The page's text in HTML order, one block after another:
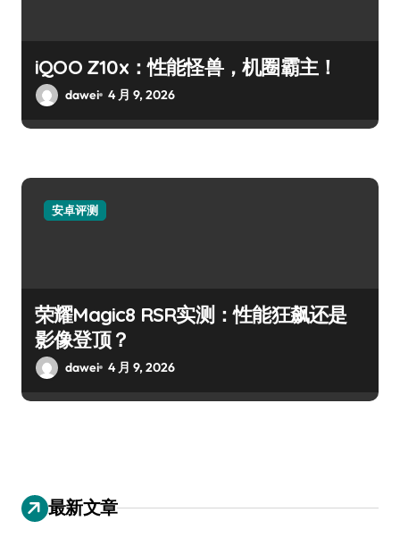
iQOO Z10x：性能怪兽，机圈霸主！
dawei 4 月 9, 2026
安卓评测
荣耀Magic8 RSR实测：性能狂飙还是
影像登顶？
dawei 4 月 9, 2026
最新文章